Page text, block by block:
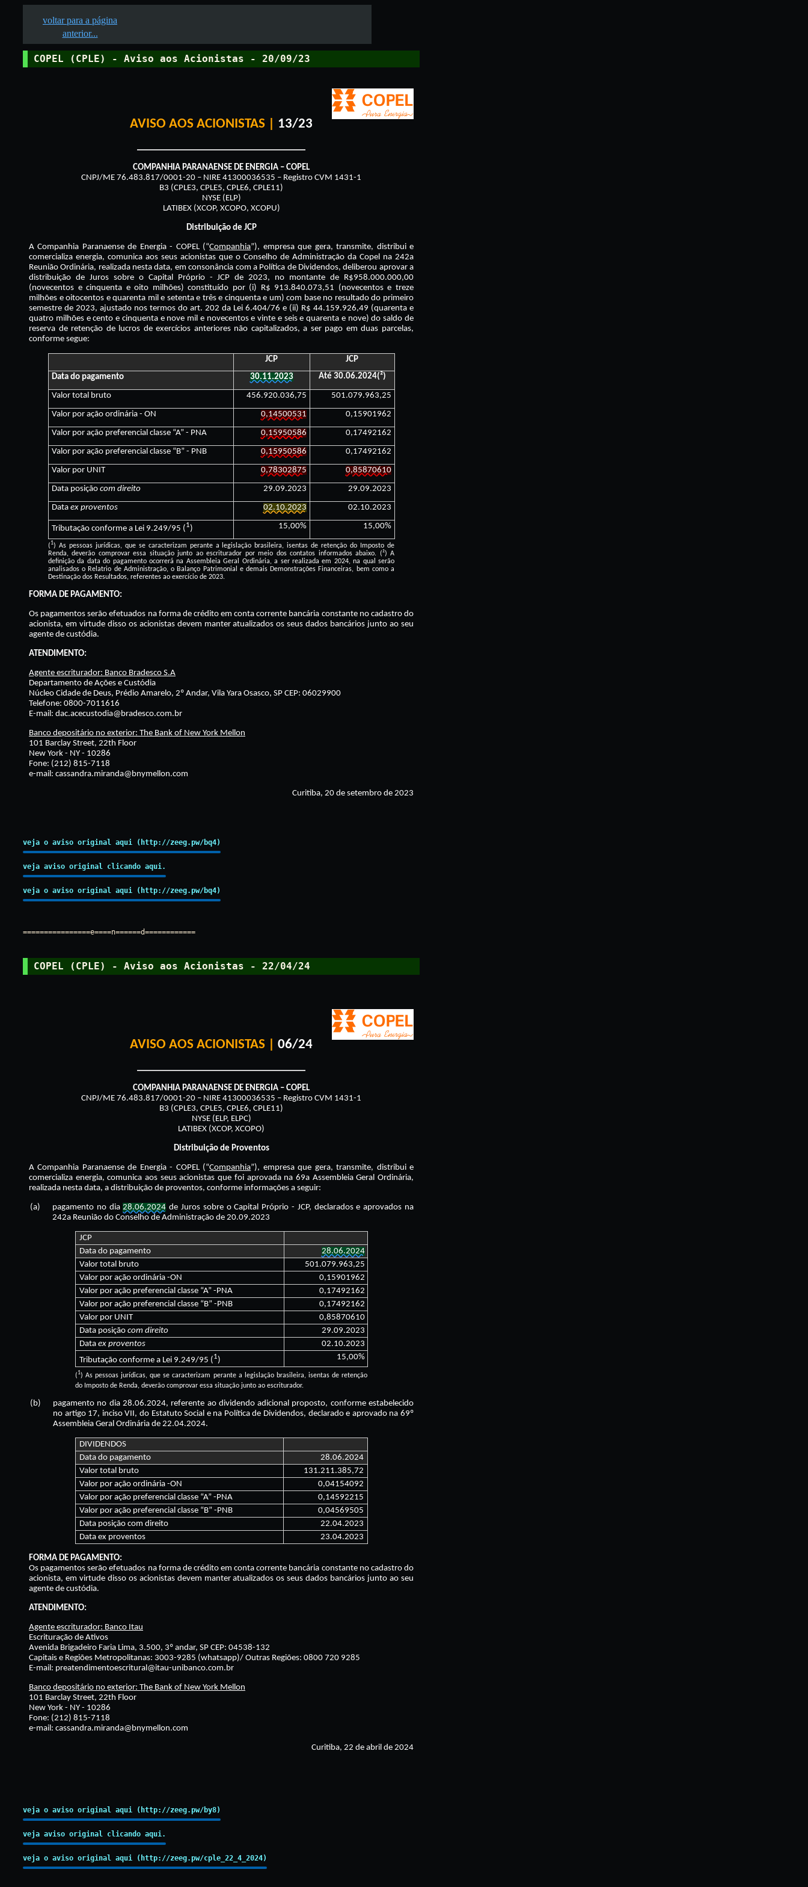
voltar para a página
anterior...
COPEL (CPLE) - Aviso aos Acionistas - 20/09/23
AVISO AOS ACIONISTAS | 13/23
COMPANHIA PARANAENSE DE ENERGIA – COPEL
CNPJ/ME 76.483.817/0001-20 – NIRE 41300036535 – Registro CVM 1431-1
B3 (CPLE3, CPLE5, CPLE6, CPLE11)
NYSE (ELP)
LATIBEX (XCOP, XCOPO, XCOPU)
Distribuição de JCP
A Companhia Paranaense de Energia - COPEL (“Companhia”), empresa que gera, transmite, distribui e
comercializa energia, comunica aos seus acionistas que o Conselho de Administração da Copel na 242a
Reunião Ordinária, realizada nesta data, em consonância com a Política de Dividendos, deliberou aprovar a
distribuição de Juros sobre o Capital Próprio - JCP de 2023, no montante de R$958.000.000,00
(novecentos e cinquenta e oito milhões) constituído por (i) R$ 913.840.073,51 (novecentos e treze
milhões e oitocentos e quarenta mil e setenta e três e cinquenta e um) com base no resultado do primeiro
semestre de 2023, ajustado nos termos do art. 202 da Lei 6.404/76 e (ii) R$ 44.159.926,49 (quarenta e
quatro milhões e cento e cinquenta e nove mil e novecentos e vinte e seis e quarenta e nove) do saldo de
reserva de retenção de lucros de exercícios anteriores não capitalizados, a ser pago em duas parcelas,
conforme segue:
JCP
JCP
Data do pagamento
30.11.2023 Até 30.06.2024(²)
Valor total bruto 456.920.036,75 501.079.963,25
Valor por ação ordinária - ON 0,14500531 0,15901962
Valor por ação preferencial classe “A” - PNA 0,15950586 0,17492162
Valor por ação preferencial classe “B” - PNB 0,15950586 0,17492162
Valor por UNIT 0,78302875 0,85870610
Data posição com direito 29.09.2023 29.09.2023
Data ex proventos 02.10.2023 02.10.2023
Tributação conforme a Lei 9.249/95 (1) 15,00% 15,00%
(1) As pessoas jurídicas, que se caracterizam perante a legislação brasileira, isentas de retenção do Imposto de
Renda, deverão comprovar essa situação junto ao escriturador por meio dos contatos informados abaixo. (²) A
definição da data do pagamento ocorrerá na Assembleia Geral Ordinária, a ser realizada em 2024, na qual serão
analisados o Relatrio de Administração, o Balanço Patrimonial e demais Demonstrações Financeiras, bem como a
Destinação dos Resultados, referentes ao exercício de 2023.
FORMA DE PAGAMENTO:
Os pagamentos serão efetuados na forma de crédito em conta corrente bancária constante no cadastro do
acionista, em virtude disso os acionistas devem manter atualizados os seus dados bancários junto ao seu
agente de custódia.
ATENDIMENTO:
Agente escriturador: Banco Bradesco S.A
Departamento de Ações e Custódia
Núcleo Cidade de Deus, Prédio Amarelo, 2º Andar, Vila Yara Osasco, SP CEP: 06029900
Telefone: 0800-7011616
E-mail: dac.acecustodia@bradesco.com.br
Banco depositário no exterior: The Bank of New York Mellon
101 Barclay Street, 22th Floor
New York - NY - 10286
Fone: (212) 815-7118
e-mail: cassandra.miranda@bnymellon.com
Curitiba, 20 de setembro de 2023
veja o aviso original aqui (http://zeeg.pw/bq4)
veja aviso original clicando aqui.
veja o aviso original aqui (http://zeeg.pw/bq4)
================e====n======d============
COPEL (CPLE) - Aviso aos Acionistas - 22/04/24
AVISO AOS ACIONISTAS | 06/24
COMPANHIA PARANAENSE DE ENERGIA – COPEL
CNPJ/ME 76.483.817/0001-20 – NIRE 41300036535 – Registro CVM 1431-1
B3 (CPLE3, CPLE5, CPLE6, CPLE11)
NYSE (ELP, ELPC)
LATIBEX (XCOP, XCOPO)
Distribuição de Proventos
A Companhia Paranaense de Energia - COPEL (“Companhia”), empresa que gera, transmite, distribui e
comercializa energia, comunica aos seus acionistas que foi aprovada na 69a Assembleia Geral Ordinária,
realizada nesta data, a distribuição de proventos, conforme informações a seguir:
(a) pagamento no dia28.06.2024 de Juros sobre o Capital Próprio - JCP, declarados e aprovados na
242a Reunião do Conselho de Administração de 20.09.2023
JCP
Data do pagamento
28.06.2024
Valor total bruto
501.079.963,25
Valor por ação ordinária -ON
0,15901962
Valor por ação preferencial classe “A” -PNA
0,17492162
Valor por ação preferencial classe “B” -PNB
0,17492162
Valor por UNIT
0,85870610
Data posição com direito
29.09.2023
Data ex proventos
02.10.2023
Tributação conforme a Lei 9.249/95 (1) 15,00%
(1) As pessoas jurídicas, que se caracterizam perante a legislação brasileira, isentas de retenção
do Imposto de Renda, deverão comprovar essa situação junto ao escriturador.
(b)
pagamento no dia 28.06.2024, referente ao dividendo adicional proposto, conforme estabelecido
no artigo 17, inciso VII, do Estatuto Social e na Política de Dividendos, declarado e aprovado na 69º
Assembleia Geral Ordinária de 22.04.2024.
DIVIDENDOS
Data do pagamento
28.06.2024
Valor total bruto
131.211.385,72
Valor por ação ordinária -ON
0,04154092
Valor por ação preferencial classe “A” -PNA
0,14592215
Valor por ação preferencial classe “B” -PNB
0,04569505
Data posição com direito
22.04.2023
Data ex proventos
23.04.2023
FORMA DE PAGAMENTO:
Os pagamentos serão efetuados na forma de crédito em conta corrente bancária constante no cadastro do
acionista, em virtude disso os acionistas devem manter atualizados os seus dados bancários junto ao seu
agente de custódia.
ATENDIMENTO:
Agente escriturador: Banco Itau
Escrituração de Ativos
Avenida Brigadeiro Faria Lima, 3.500, 3º andar, SP CEP: 04538-132
Capitais e Regiões Metropolitanas: 3003-9285 (whatsapp)/ Outras Regiões: 0800 720 9285
E-mail: preatendimentoescritural@itau-unibanco.com.br
Banco depositário no exterior: The Bank of New York Mellon
101 Barclay Street, 22th Floor
New York - NY - 10286
Fone: (212) 815-7118
e-mail: cassandra.miranda@bnymellon.com
Curitiba, 22 de abril de 2024
veja o aviso original aqui (http://zeeg.pw/by8)
veja aviso original clicando aqui.
veja o aviso original aqui (http://zeeg.pw/cple_22_4_2024)